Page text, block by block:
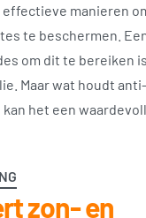
manieren
te beschermen.
om dit te bereiken
Maar wat houdt
het een
zon- en